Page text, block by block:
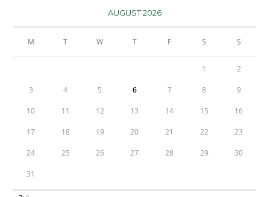
AUGUST 2026
M T W T F S S
1 2
3 4 5 6 7 8 9
10 11 12 13 14 15 16
17 18 19 20 21 22 23
24 25 26 27 28 29 30
31